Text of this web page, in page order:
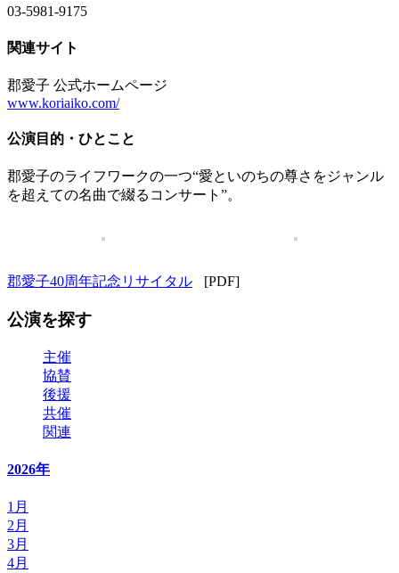
03-5981-9175
関連サイト
郡愛子 公式ホームページ
www.koriaiko.com/
公演目的・ひとこと
郡愛子のライフワークの一つ“愛といのちの尊さをジャンル
を超えての名曲で綴るコンサート”。
郡愛子40周年記念リサイタル [PDF]
公演を探す
主催
協賛
後援
共催
関連
2026年
1月
2月
3月
4月